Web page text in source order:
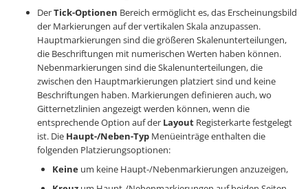
DerTick-Optionen Bereich ermöglicht es, das Erscheinungsbild
der Markierungen auf der vertikalen Skala anzupassen.
Hauptmarkierungen sind die größeren Skalenunterteilungen,
die Beschriftungen mit numerischen Werten haben können.
Nebenmarkierungen sind die Skalenunterteilungen, die
zwischen den Hauptmarkierungen platziert sind und keine
Beschriftungen haben. Markierungen definieren auch, wo
Gitternetzlinien angezeigt werden können, wenn die
entsprechende Option auf der Layout Registerkarte festgelegt
ist. Die Haupt-/Neben-Typ Menüeinträge enthalten die
folgenden Platzierungsoptionen:
Keine um keine Haupt-/Nebenmarkierungen anzuzeigen,